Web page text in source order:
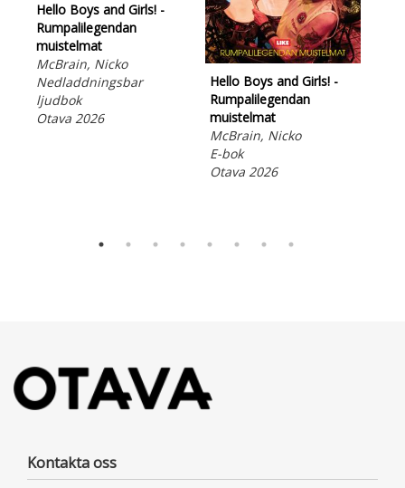
Hello Boys and Girls! -
Rumpalilegendan
muistelmat
McBrain, Nicko
Nedladdningsbar
ljudbok
Otava 2026
Hello Boys and Girls! -
Rumpalilegendan
muistelmat
McBrain, Nicko
E-bok
Otava 2026
Kontakta oss